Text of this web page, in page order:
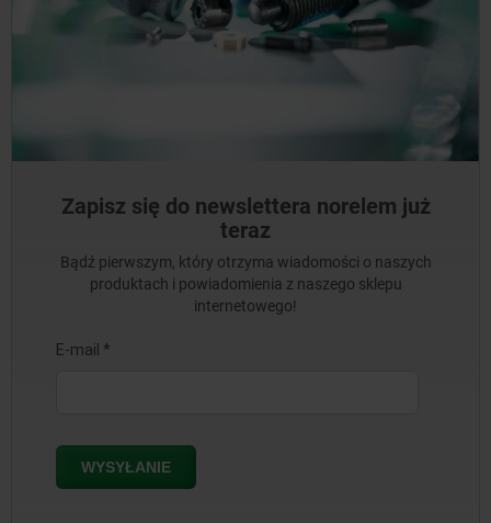
Zapisz się do newslettera norelem już
teraz
Bądź pierwszym, który otrzyma wiadomości o naszych
produktach i powiadomienia z naszego sklepu
internetowego!